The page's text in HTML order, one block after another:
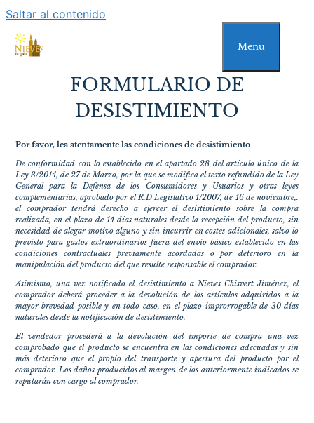
Saltar al contenido
Menu
FORMULARIO DE
DESISTIMIENTO
Por favor, lea atentamente las condiciones de desistimiento
De conformidad con lo establecido en el apartado 28 del artículo único de la
Ley 3/2014, de 27 de Marzo, por la que se modifica el texto refundido de la Ley
General para la Defensa de los Consumidores y Usuarios y otras leyes
complementarias, aprobado por el R.D Legislativo 1/2007, de 16 de noviembre,.
el comprador tendrá derecho a ejercer el desistimiento sobre la compra
realizada, en el plazo de 14 días naturales desde la recepción del producto, sin
necesidad de alegar motivo alguno y sin incurrir en costes adicionales, salvo lo
previsto para gastos extraordinarios fuera del envío básico establecido en las
condiciones contractuales previamente acordadas o por deterioro en la
manipulación del producto del que resulte responsable el comprador.
Asimismo, una vez notificado el desistimiento a Nieves Chisvert Jiménez, el
comprador deberá proceder a la devolución de los artículos adquiridos a la
mayor brevedad posible y en todo caso, en el plazo improrrogable de 30 días
naturales desde la notificación de desistimiento.
El vendedor procederá a la devolución del importe de compra una vez
comprobado que el producto se encuentra en las condiciones adecuadas y sin
más deterioro que el propio del transporte y apertura del producto por el
comprador. Los daños producidos al margen de los anteriormente indicados se
reputarán con cargo al comprador.